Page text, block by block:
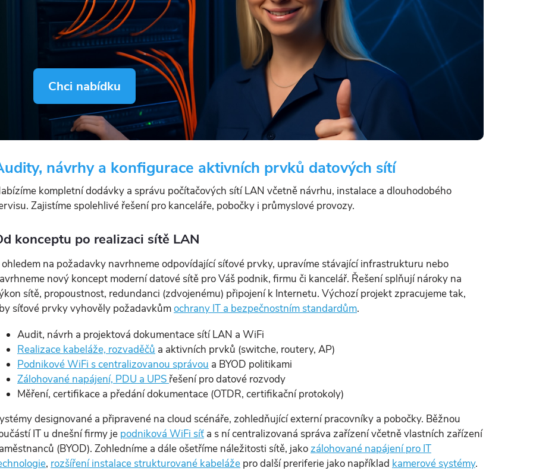
Chci nabídku
návrhy a konfigurace aktivních prvků datových sítí
kompletní dodávky a správu počítačových sítí LAN včetně návrhu, instalace a dlouhodobého
Zajistíme spolehlivé řešení pro kanceláře, pobočky i průmyslové provozy.
konceptu po realizaci sítě LAN
ohledem na požadavky navrhneme odpovídající síťové prvky, upravíme stávající infrastrukturu nebo
nový koncept moderní datové sítě pro Váš podnik, firmu či kancelář. Řešení splňují nároky na
sítě, propoustnost, redundanci (zdvojenému) připojení k Internetu. Výchozí projekt zpracujeme tak,
síťové prvky vyhověly požadavkůmochrany IT a bezpečnostním standardům.
Audit, návrh a projektová dokumentace sítí LAN a WiFi
Realizace kabeláže, rozvaděčů a aktivních prvků (switche, routery, AP)
Podnikové WiFi s centralizovanou správou a BYOD politikami
Zálohované napájení, PDU a UPS řešení pro datové rozvody
Měření, certifikace a předání dokumentace (OTDR, certifikační protokoly)
designované a připravené na cloud scénáře, zohledňující externí pracovníky a pobočky. Běžnou
IT u dnešní firmy je podniková WiFi síť a s ní centralizovaná správa zařízení včetně vlastních zařízení
(BYOD). Zohledníme a dále ošetříme náležitosti sítě, jakozálohované napájení pro IT
, rozšíření instalace strukturované kabeláže pro další preriferie jako například kamerové systémy.